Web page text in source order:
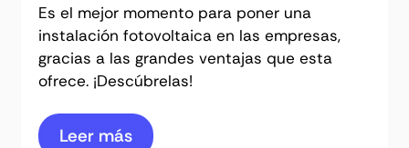
Es el mejor momento para poner una
instalación fotovoltaica en las empresas,
gracias a las grandes ventajas que esta
ofrece. ¡Descúbrelas!
Leer más